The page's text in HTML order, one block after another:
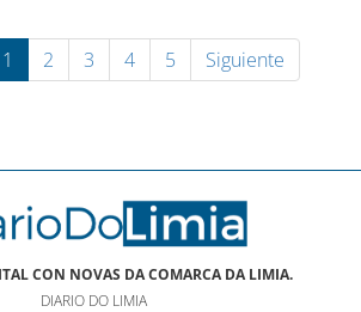
1 2 3 4 5 Siguiente
CON NOVAS DA COMARCA DA LIMIA.
DIARIO DO LIMIA